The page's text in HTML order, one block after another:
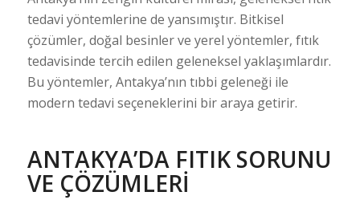
tedavi yöntemlerine de yansımıştır. Bitkisel
çözümler, doğal besinler ve yerel yöntemler, fıtık
tedavisinde tercih edilen geleneksel yaklaşımlardır.
Bu yöntemler, Antakya’nın tıbbi geleneği ile
modern tedavi seçeneklerini bir araya getirir.
ANTAKYA’DA FITIK SORUNU
VE ÇÖZÜMLERI